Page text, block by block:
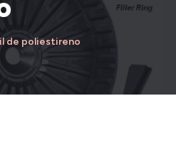
de poliestireno